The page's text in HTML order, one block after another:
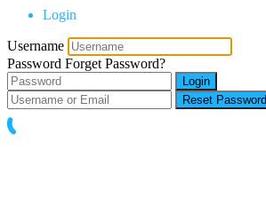
Login
Username
Password Forget Password?
Login
Reset Password